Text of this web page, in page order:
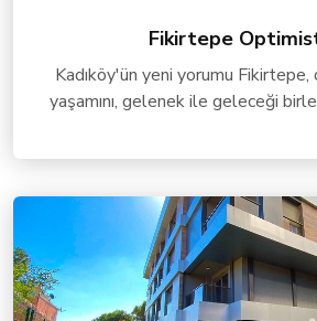
Fikirtepe
Kadıköy'ün yeni yorumu
yaşamını, gelenek ile geleceği